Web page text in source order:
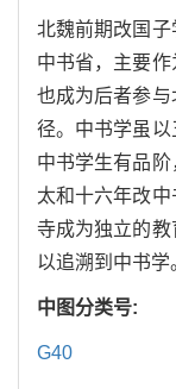
北魏前期改国
中书省，主要作
也成为后者参
径。中书学虽以
中书学生有品
太和十六年改
寺成为独立的教
以追溯到中书学
中图分类号:
G40